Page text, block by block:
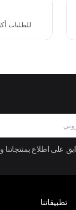
للطلبات أكثر من
ابق على اطلاع بمنتجاتنا
تطبيقاتنا